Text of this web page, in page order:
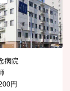
病院
円